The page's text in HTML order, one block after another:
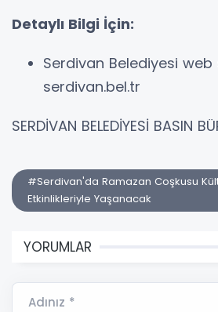
Detaylı Bilgi İçin:
Serdivan Belediyesi web
serdivan.bel.tr
SERDİVAN BELEDİYESİ BASIN
#Serdivan'da Ramazan Coşkusu
Etkinlikleriyle Yaşanacak
YORUMLAR
Adınız *